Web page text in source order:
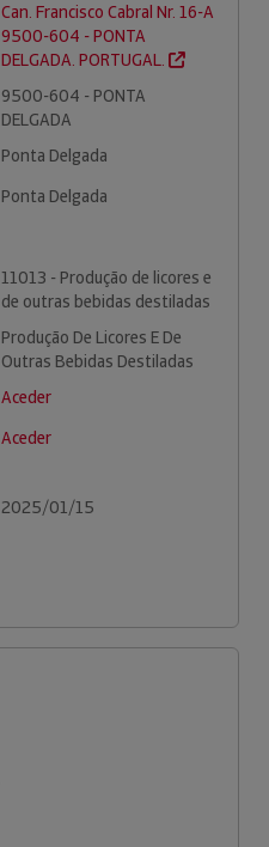
Can. Francisco Cabral Nr. 16-A
9500-604 - PONTA
DELGADA. PORTUGAL.
9500-604 - PONTA
DELGADA
Ponta Delgada
Ponta Delgada
11013 - Produção de licores e
de outras bebidas destiladas
Produção De Licores E De
Outras Bebidas Destiladas
Aceder
Aceder
2025/01/15